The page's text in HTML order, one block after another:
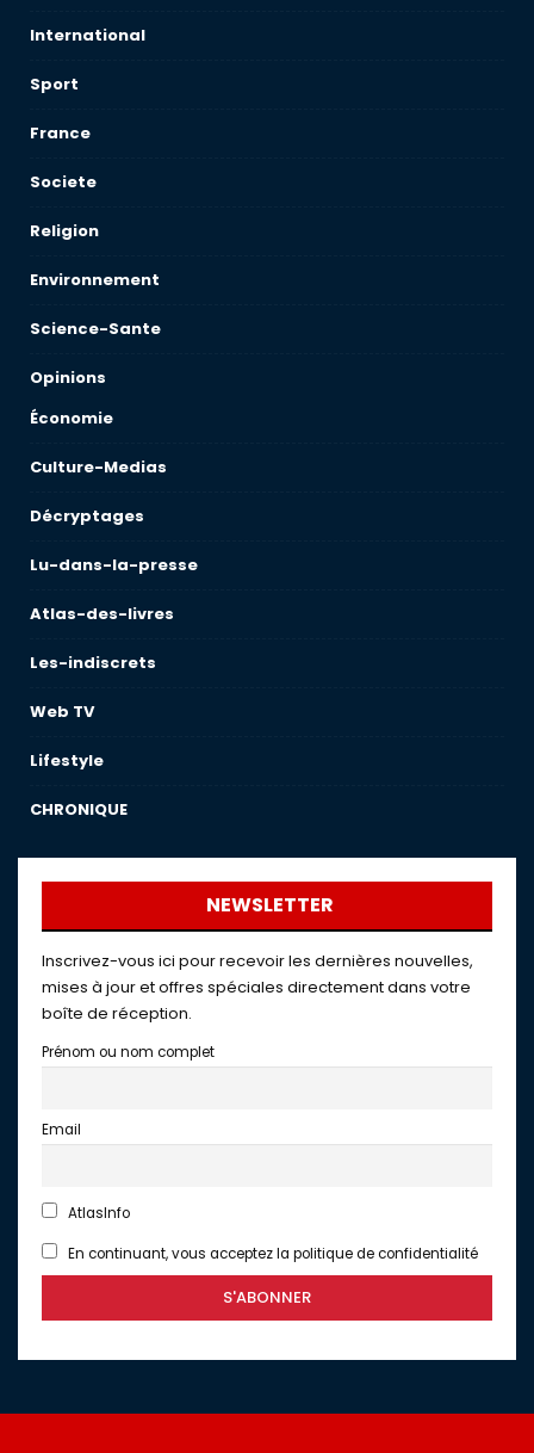
International
Sport
France
Societe
Religion
Environnement
Science-Sante
Opinions
Économie
Culture-Medias
Décryptages
Lu-dans-la-presse
Atlas-des-livres
Les-indiscrets
Web TV
Lifestyle
CHRONIQUE
NEWSLETTER
Inscrivez-vous ici pour recevoir les dernières nouvelles,
mises à jour et offres spéciales directement dans votre
boîte de réception.
Prénom ou nom complet
Email
AtlasInfo
En continuant, vous acceptez la politique de confidentialité